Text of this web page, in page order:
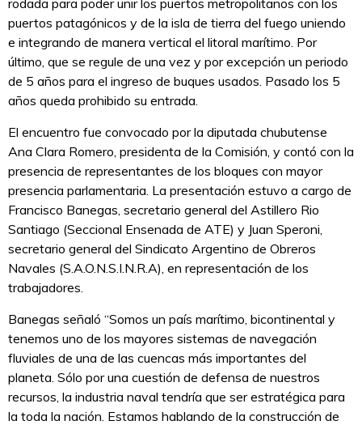
puertos patagónicos y de la isla de tierra del fuego uniendo
e integrando de manera vertical el litoral marítimo. Por
último, que se regule de una vez y por excepción un periodo
de 5 años para el ingreso de buques usados. Pasado los 5
años queda prohibido su entrada.
El encuentro fue convocado por la diputada chubutense
Ana Clara Romero, presidenta de la Comisión, y contó con la
presencia de representantes de los bloques con mayor
presencia parlamentaria. La presentación estuvo a cargo de
Francisco Banegas, secretario general del Astillero Rio
Santiago (Seccional Ensenada de ATE) y Juan Speroni,
secretario general del Sindicato Argentino de Obreros
Navales (S.A.O.N.S.I.N.R.A), en representación de los
trabajadores.
Banegas señaló “Somos un país marítimo, bicontinental y
tenemos uno de los mayores sistemas de navegación
fluviales de una de las cuencas más importantes del
planeta. Sólo por una cuestión de defensa de nuestros
recursos, la industria naval tendría que ser estratégica para
la toda la nación. Estamos hablando de la construcción de